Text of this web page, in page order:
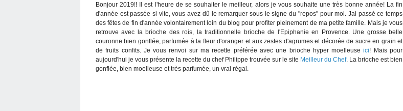
Bonjour 2019!! Il est l'heure de se souhaiter le meilleur, alors je vous souhaite une très bonne année! La fin
d'année est passée si vite, vous avez dû le remarquer sous le signe du "repos" pour moi. Jai passé ce temps
des fêtes de fin d'année volontairement loin du blog pour profiter pleinement de ma petite famille. Mais je vous
retrouve avec la brioche des rois, la traditionnelle brioche de l'Epiphanie en Provence. Une grosse belle
couronne bien gonflée, parfumée à la fleur d'oranger et aux zestes d'agrumes et décorée de sucre en grain et
de fruits confits. Je vous renvoi sur ma recette préférée avec une brioche hyper moelleuseici! Mais pour
aujourd'hui je vous présente la recette du chef Philippe trouvée sur le site Meilleur du Chef. La brioche est bien
gonflée, bien moelleuse et très parfumée, un vrai régal.